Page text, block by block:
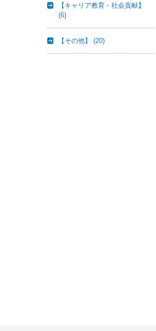
【キャリア教育・社会貢献】
(6)
【その他】 (20)